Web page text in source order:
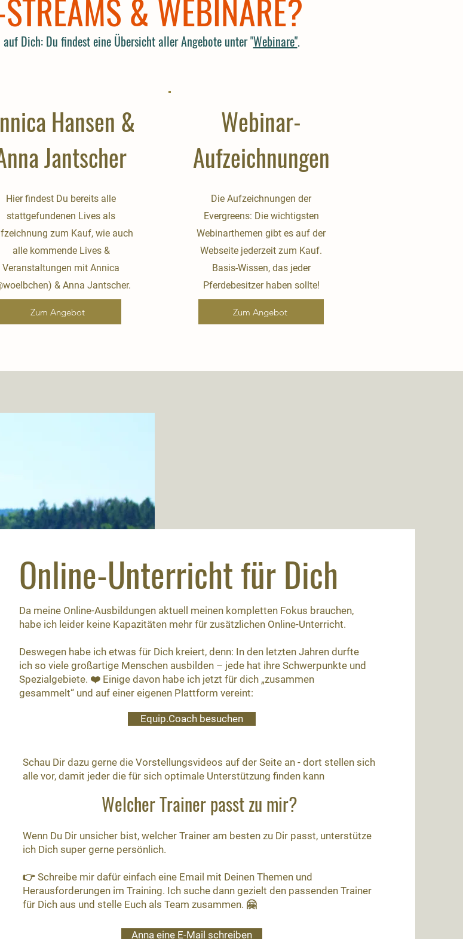
& WEBINARE?
Dich: Du findest eine Übersicht aller Angebote unter "Webinare".
Hansen &
Jantscher
Hier findest Du bereits alle
stattgefundenen Lives als
zum Kauf, wie auch
alle kommende Lives &
Veranstaltungen mit Annica
& Anna Jantscher.
Zum Angebot
Webinar-
Aufzeichnungen
Die Aufzeichnungen der
Evergreens: Die wichtigsten
Webinarthemen gibt es auf der
Webseite jederzeit zum Kauf.
Basis-Wissen, das jeder
Pferdebesitzer haben sollte!
Zum Angebot
Online-Unterricht für Dich
Da meine Online-Ausbildungen aktuell meinen kompletten Fokus brauchen,
habe ich leider keine Kapazitäten mehr für zusätzlichen Online-Unterricht.
Deswegen habe ich etwas für Dich kreiert, denn: In den letzten Jahren durfte
ich so viele großartige Menschen ausbilden – jede hat ihre Schwerpunkte und
Spezialgebiete. ❤️ Einige davon habe ich jetzt für dich „zusammen
gesammelt“ und auf einer eigenen Plattform vereint:
Equip.Coach besuchen
Schau Dir dazu gerne die Vorstellungsvideos auf der Seite an - dort stellen sich
alle vor, damit jeder die für sich optimale Unterstützung finden kann
Welcher Trainer passt zu mir?
Wenn Du Dir unsicher bist, welcher Trainer am besten zu Dir passt, unterstütze
ich Dich super gerne persönlich.
👉 Schreibe mir dafür einfach eine Email mit Deinen Themen und
Herausforderungen im Training. Ich suche dann gezielt den passenden Trainer
für Dich aus und stelle Euch als Team zusammen. 🤗
Anna eine E-Mail schreiben